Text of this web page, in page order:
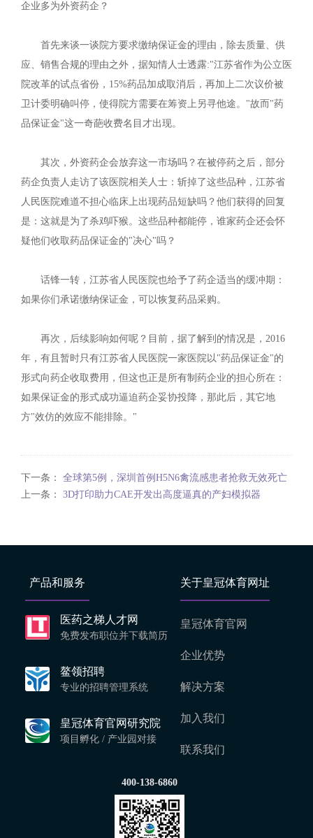
企业多为外资药企？
首先来谈一谈院方要求缴纳保证金的理由，除去质量、供
应、销售合规的理由之外，据知情人士透露:"江苏省作为公立医
院改革的试点省份，15%药品加成取消后，再加上二次议价被
卫计委明确叫停，使得院方需要在筹资上另寻他途。"故而"药
品保证金"这一奇葩收费名目才出现。
其次，外资药企会放弃这一市场吗？在被停药之后，部分
药企负责人走访了该医院相关人士：斩掉了这些品种，江苏省
人民医院难道不担心临床上出现药品短缺吗？他们获得的回复
是：这就是为了杀鸡吓猴。这些品种都能停，谁家药企还会怀
疑他们收取药品保证金的"决心"吗？
话锋一转，江苏省人民医院也给予了药企适当的缓冲期：
如果你们承诺缴纳保证金，可以恢复药品采购。
再次，后续影响如何呢？目前，据了解到的情况是，2016
年，有且暂时只有江苏省人民医院一家医院以"药品保证金"的
形式向药企收取费用，但这也正是所有制药企业的担心所在：
如果保证金的形式成功逼迫药企妥协投降，那此后，其它地
方"效仿的效应不能排除。"
下一条： 全球第5例，深圳首例H5N6禽流感患者抢救无效死亡
上一条： 3D打印助力CAE开发出高度逼真的产妇模拟器
产品和服务
医药之梯人才网
免费发布职位并下载简历
鳌领招聘
专业的招聘管理系统
皇冠体育官网研究院
项目孵化 / 产业园对接
关于皇冠体育网址
皇冠体育官网
企业优势
解决方案
加入我们
联系我们
400-138-6860